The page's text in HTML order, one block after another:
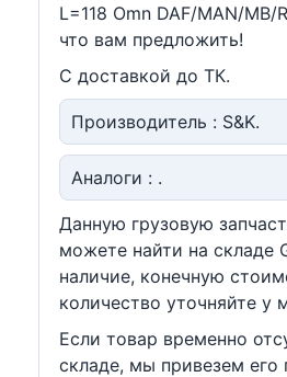
L=118 Omn DAF/MAN/MB/
что вам предложить!
С доставкой до ТК.
Производитель : S&K.
Аналоги : .
Данную грузовую
можете найти на складе
наличие, конечную
количество уточняйте у
Если товар временно
складе, мы привезем его